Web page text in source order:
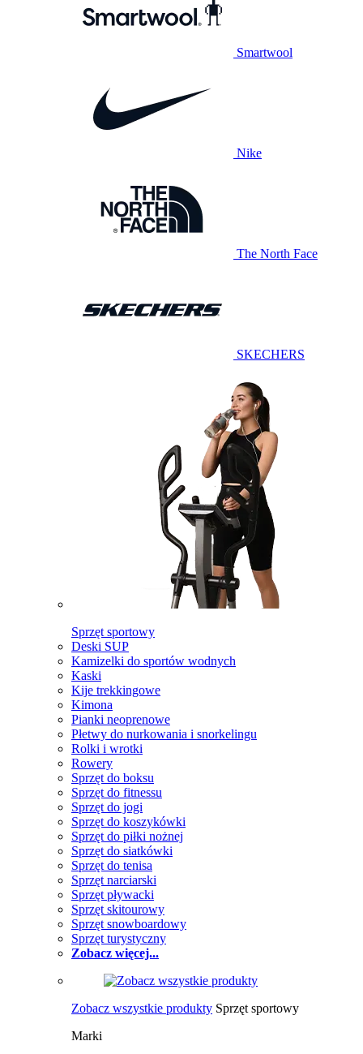
Smartwool
Nike
The North Face
SKECHERS
Sprzęt sportowy
Deski SUP
Kamizelki do sportów wodnych
Kaski
Kije trekkingowe
Kimona
Pianki neoprenowe
Płetwy do nurkowania i snorkelingu
Rolki i wrotki
Rowery
Sprzęt do boksu
Sprzęt do fitnessu
Sprzęt do jogi
Sprzęt do koszykówki
Sprzęt do piłki nożnej
Sprzęt do siatkówki
Sprzęt do tenisa
Sprzęt narciarski
Sprzęt pływacki
Sprzęt skitourowy
Sprzęt snowboardowy
Sprzęt turystyczny
Zobacz więcej...
Zobacz wszystkie produkty Sprzęt sportowy
Marki